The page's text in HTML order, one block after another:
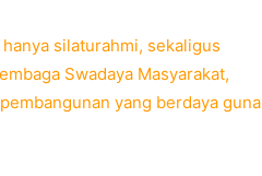
silaturahmi, sekaligus
Swadaya Masyarakat,
yang berdaya guna